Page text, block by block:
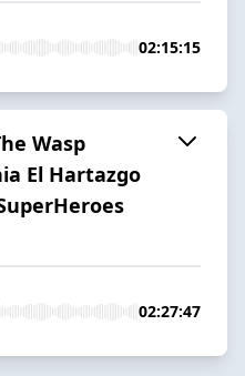
02:15:15
Wasp
El Hartazgo
02:27:47